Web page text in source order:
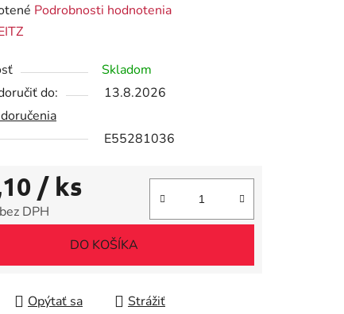
Podrobnosti hodnotenia
Skladom
do:
13.8.2026
E55281036
/ ks
DPH
DO KOŠÍKA
Opýtať sa
Strážiť